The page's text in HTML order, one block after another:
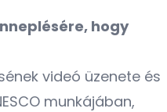
hogy
videó üzenete és
munkájában,